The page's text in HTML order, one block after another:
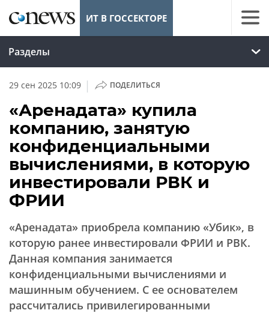
ИТ В ГОССЕКТОРЕ
Разделы
29 сен 2025 10:09 | ПОДЕЛИТЬСЯ
«Аренадата» купила
компанию, занятую
конфиденциальными
вычислениями, в которую
инвестировали РВК и
ФРИИ
«Аренадата» приобрела компанию «Убик», в
которую ранее инвестировали ФРИИ и РВК.
Данная компания занимается
конфиденциальными вычислениями и
машинным обучением. С ее основателем
рассчитались привилегированными